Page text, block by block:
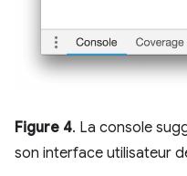
Figure 4. La console
son interface utilisateur